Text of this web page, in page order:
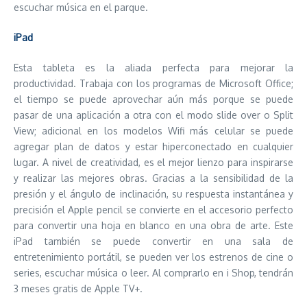
escuchar música en el parque.
iPad
Esta tableta es la aliada perfecta para mejorar la
productividad. Trabaja con los programas de Microsoft Office;
el tiempo se puede aprovechar aún más porque se puede
pasar de una aplicación a otra con el modo slide over o Split
View; adicional en los modelos Wifi más celular se puede
agregar plan de datos y estar hiperconectado en cualquier
lugar. A nivel de creatividad, es el mejor lienzo para inspirarse
y realizar las mejores obras. Gracias a la sensibilidad de la
presión y el ángulo de inclinación, su respuesta instantánea y
precisión el Apple pencil se convierte en el accesorio perfecto
para convertir una hoja en blanco en una obra de arte. Este
iPad también se puede convertir en una sala de
entretenimiento portátil, se pueden ver los estrenos de cine o
series, escuchar música o leer. Al comprarlo en i Shop, tendrán
3 meses gratis de Apple TV+.